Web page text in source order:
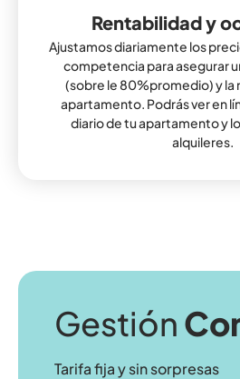
Rentabilidad y
Ajustamos diariamente los
competencia para asegurar
(sobre le 80%promedio) y la
apartamento. Podrás ver en
diario de tu apartamento y
alquileres.
Gestión
Tarifa fija y sin sorpresas